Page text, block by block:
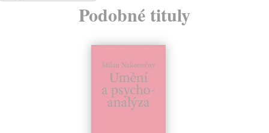
Podobné tituly